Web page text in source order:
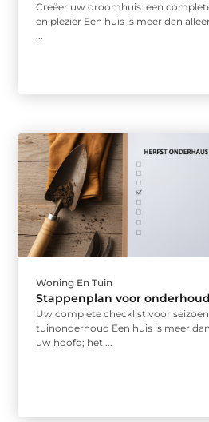
Creëer uw droomhuis: een
en plezier Een huis is meer dan
...
Woning En Tuin
Stappenplan voor
Uw complete checklist voor
tuinonderhoud Een huis is meer
uw hoofd; het ...